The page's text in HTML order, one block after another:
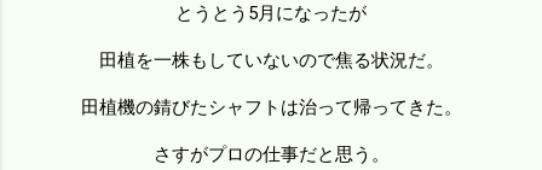
とうとう5月になったが
田植を一株もしていないので焦る状況だ。
田植機の錆びたシャフトは治って帰ってきた。
さすがプロの仕事だと思う。